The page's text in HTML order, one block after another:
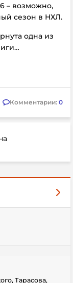
– возможно,
сезон в НХЛ.
одна из
Комментарии: 0
Тарасова,